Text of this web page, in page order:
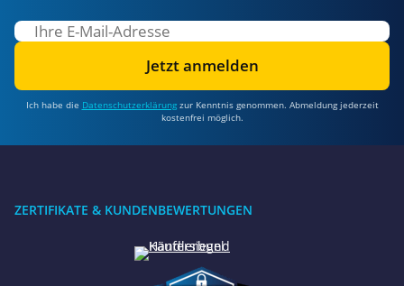
Jetzt anmelden
Ich habe die Datenschutzerklärungzur Kenntnis genommen. Abmeldung jederzeit
kostenfrei möglich.
ZERTIFIKATE & KUNDENBEWERTUNGEN